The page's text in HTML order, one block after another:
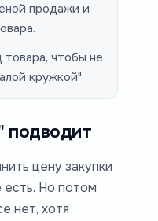
продажи и
товара, чтобы не
кружкой".
подводит
цену закупки
есть. Но потом
нет, хотя